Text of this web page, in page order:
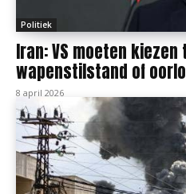
Politiek
Iran: VS moeten
wapenstilstand of
8 april 2026